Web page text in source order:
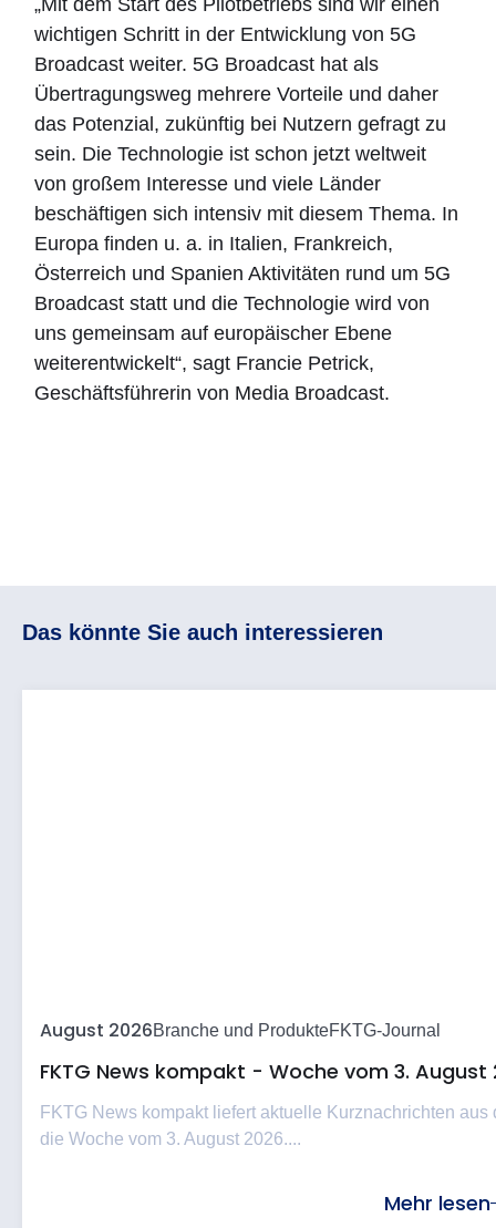
wichtigen Schritt in der Entwicklung von 5G
Broadcast weiter. 5G Broadcast hat als
Übertragungsweg mehrere Vorteile und daher
das Potenzial, zukünftig bei Nutzern gefragt zu
sein. Die Technologie ist schon jetzt weltweit
von großem Interesse und viele Länder
beschäftigen sich intensiv mit diesem Thema. In
Europa finden u. a. in Italien, Frankreich,
Österreich und Spanien Aktivitäten rund um 5G
Broadcast statt und die Technologie wird von
uns gemeinsam auf europäischer Ebene
weiterentwickelt“, sagt Francie Petrick,
Geschäftsführerin von Media Broadcast.
Das könnte Sie auch interessieren
August 2026Branche und ProdukteFKTG-Journal
FKTG News kompakt - Woche vom 3. August
FKTG News kompakt liefert aktuelle Kurznachrichten
die Woche vom 3. August 2026....
Mehr lesen